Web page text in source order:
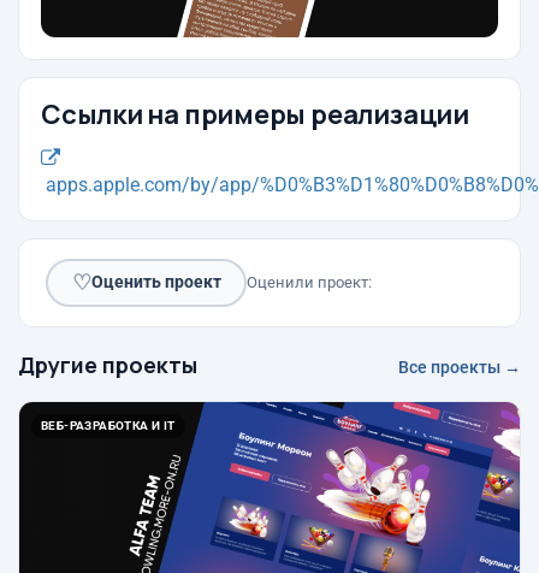
Ссылки на примеры реализации
apps.apple.com/by/app/
♡Оценить проект Оценили проект:
Другие проекты Все проекты →
ВЕБ-РАЗРАБОТКА И IT